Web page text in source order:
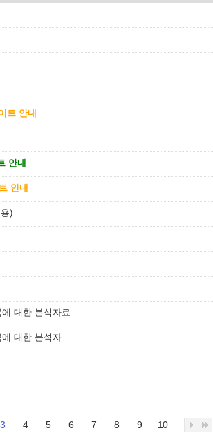
트 안내
안내
안내
)
대한 분석자료
약학정보원, 4/9 발표 석면함유 탈크 사용의약품 1,122개 품목에 대한 분석자료 공개
3 4 5 6 7 8 9 10